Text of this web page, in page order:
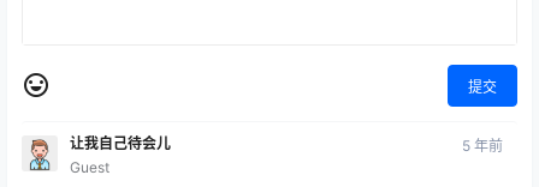
提交
让我自己待会儿
Guest
5 年前